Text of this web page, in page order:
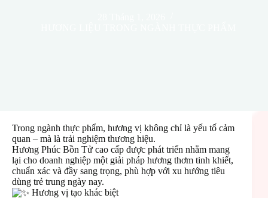
Trong ngành thực phẩm, hương vị không chỉ là yếu tố cảm
quan – mà là trải nghiệm thương hiệu.
Hương Phúc Bồn Tử cao cấp được phát triển nhằm mang
lại cho doanh nghiệp một giải pháp hương thơm tinh khiết,
chuẩn xác và đầy sang trọng, phù hợp với xu hướng tiêu
dùng trẻ trung ngày nay.
Hương vị tạo khác biệt